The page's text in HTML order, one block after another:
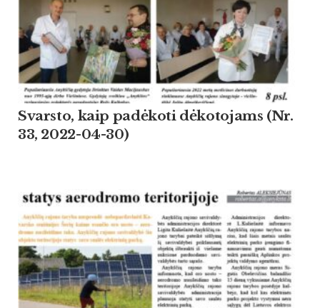
Svarsto, kaip padėkoti dėkotojams (Nr.
33, 2022-04-30)